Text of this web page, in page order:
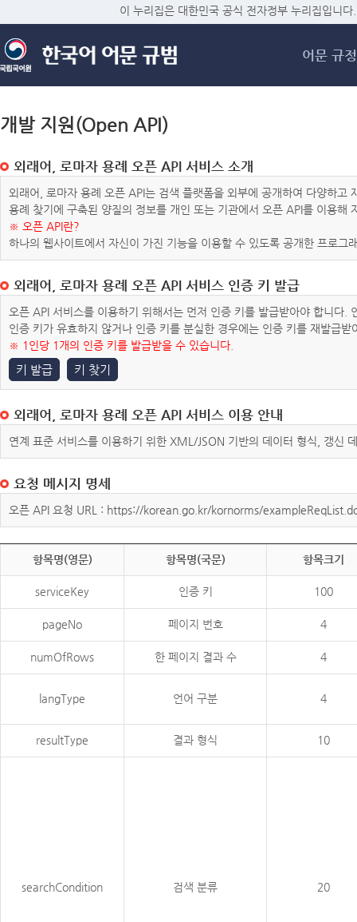
메
이 누리집은 대한민국 공식 전자정부 누리집입니다.
어문 규정
개발 지원(Open API)
외래어, 로마자 용례 오픈 API 서비스 소개
외래어, 로마자 용례 오픈 API는 검색 플랫폼을 외부에 공개하여 다양하
용례 찾기에 구축된 양질의 정보를 개인 또는 기관에서 오픈 API를 이용해
※ 오픈 API란?
하나의 웹사이트에서 자신이 가진 기능을 이용할 수 있도록 공개한 프로그
외래어, 로마자 용례 오픈 API 서비스 인증 키 발급
오픈 API 서비스를 이용하기 위해서는 먼저 인증 키를 발급받아야 합니다
인증 키가 유효하지 않거나 인증 키를 분실한 경우에는 인증 키를 재발급받
※ 1인당 1개의 인증 키를 발급받을 수 있습니다.
키 발급 키 찾기
외래어, 로마자 용례 오픈 API 서비스 이용 안내
연계 표준 서비스를 이용하기 위한 XML/JSON 기반의 데이터 형식, 갱신
요청 메시지 명세
오픈 API 요청 URL : https://korean.go.kr/kornorms/
항목명(영문) 항목명(국문) 항목크기
serviceKey 인증 키 100
pageNo 페이지 번호 4
numOfRows 한 페이지 결과 수 4
langType 언어 구분 4
resultType 결과 형식 10
searchCondition 검색 분류 20